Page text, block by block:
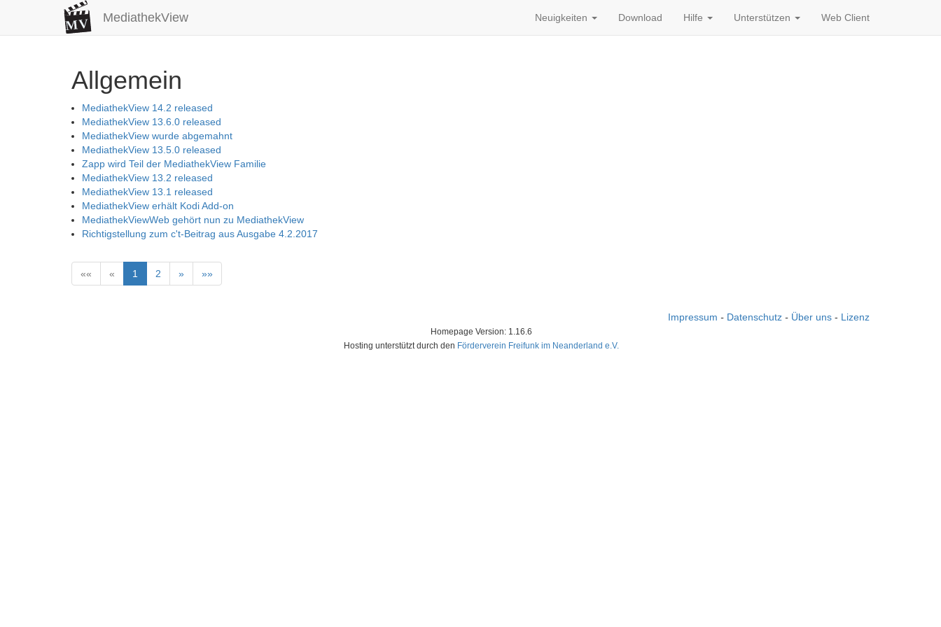
MediathekView Neuigkeiten Download Hilfe Unterstützen Web Client
Allgemein
MediathekView 14.2 released
MediathekView 13.6.0 released
MediathekView wurde abgemahnt
MediathekView 13.5.0 released
Zapp wird Teil der MediathekView Familie
MediathekView 13.2 released
MediathekView 13.1 released
MediathekView erhält Kodi Add-on
MediathekViewWeb gehört nun zu MediathekView
Richtigstellung zum c't-Beitrag aus Ausgabe 4.2.2017
«« « 1 2 » »»
Impressum - Datenschutz - Über uns - Lizenz
Homepage Version: 1.16.6
Hosting unterstützt durch den Förderverein Freifunk im Neanderland e.V.